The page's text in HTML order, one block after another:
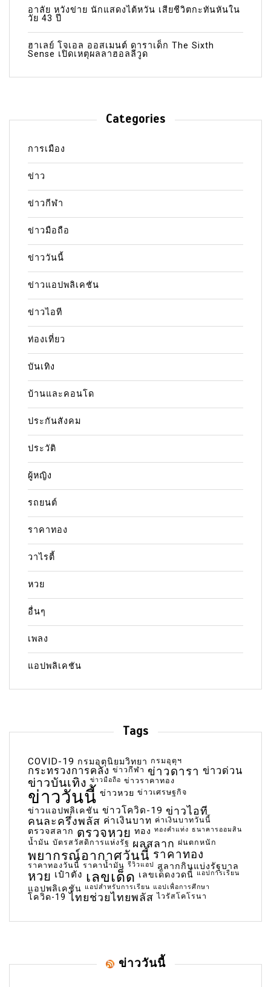
อาลัย หวังข่าย นักแสดงไต้หวัน เสียชีวิตกะทันหันใน
วัย 43 ปี
ฮาเลย์ โจเอล ออสเมนต์ ดาราเด็ก The Sixth
Sense เปิดเหตุผลลาฮอลลีวูด
Categories
การเมือง
ข่าว
ข่าวกีฬา
ข่าวมือถือ
ข่าววันนี้
ข่าวแอปพลิเคชัน
ข่าวไอที
ท่องเที่ยว
บันเทิง
บ้านและคอนโด
ประกันสังคม
ประวัติ
ผู้หญิง
รถยนต์
ราคาทอง
วาไรตี้
หวย
อื่นๆ
เพลง
แอปพลิเคชัน
Tags
COVID-19 กรมอุตุนิยมวิทยา กรมอุตุฯ
กระทรวงการคลัง ข่าวกีฬา ข่าวดารา ข่าวด่วน
ข่าวบันเทิง ข่าวมือถือ ข่าวราคาทอง
ข่าววันนี้ ข่าวหวย ข่าวเศรษฐกิจ
ข่าวแอปพลิเคชัน ข่าวโควิด-19 ข่าวไอที
คนละครึ่งพลัส ค่าเงินบาท ค่าเงินบาทวันนี้
ตรวจสลาก ตรวจหวย ทอง ทองคำแท่ง ธนาคารออมสิน
น้ำมัน บัตรสวัสดิการแห่งรัฐ ผลสลาก ฝนตกหนัก
พยากรณ์อากาศวันนี้ ราคาทอง
ราคาทองวันนี้ ราคาน้ำมัน รีวิวแอป สลากกินแบ่งรัฐบาล
หวย เป๋าตัง เลขเด็ด เลขเด็ดงวดนี้ แอปการเรียน
แอปพลิเคชัน แอปสำหรับการเรียน แอปเพื่อการศึกษา
โควิด-19 ไทยช่วยไทยพลัส ไวรัสโคโรนา
ข่าววันนี้